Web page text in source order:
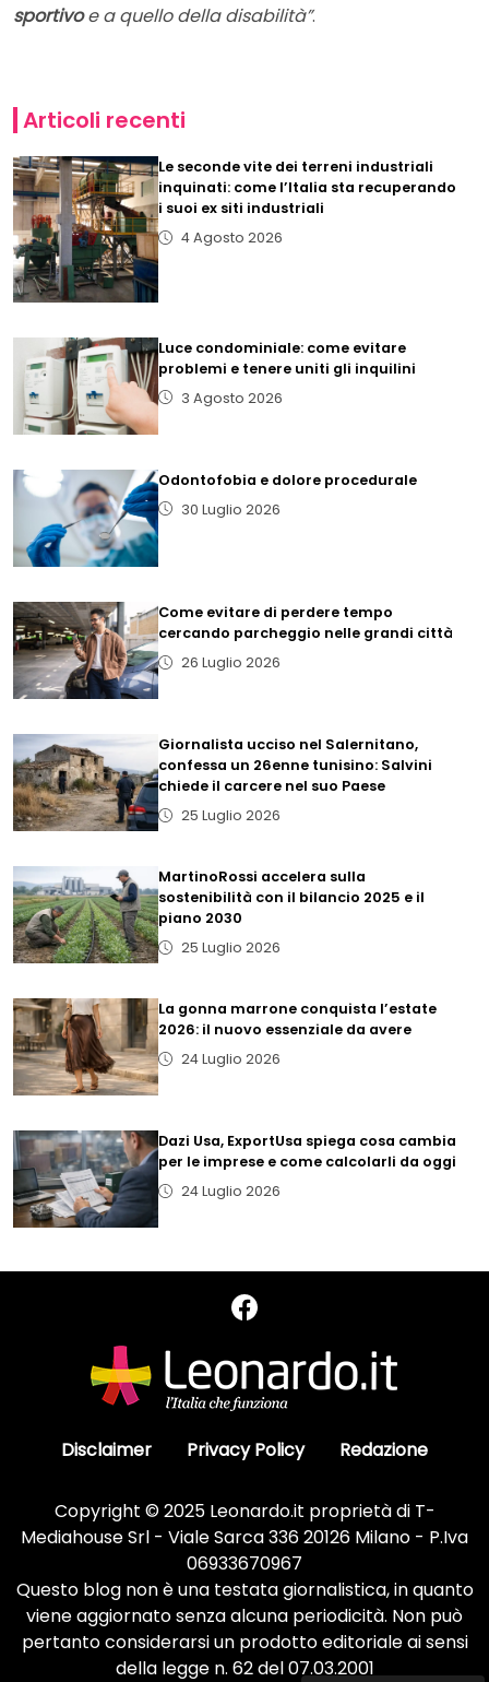
sportivoe a quello della disabilità”.
Articoli recenti
Le seconde vite dei terreni industriali
inquinati: come l’Italia sta recuperando
i suoi ex siti industriali
4 Agosto 2026
Luce condominiale: come evitare
problemi e tenere uniti gli inquilini
3 Agosto 2026
Odontofobia e dolore procedurale
30 Luglio 2026
Come evitare di perdere tempo
cercando parcheggio nelle grandi città
26 Luglio 2026
Giornalista ucciso nel Salernitano,
confessa un 26enne tunisino: Salvini
chiede il carcere nel suo Paese
25 Luglio 2026
MartinoRossi accelera sulla
sostenibilità con il bilancio 2025 e il
piano 2030
25 Luglio 2026
La gonna marrone conquista l’estate
2026: il nuovo essenziale da avere
24 Luglio 2026
Dazi Usa, ExportUsa spiega cosa cambia
per le imprese e come calcolarli da oggi
24 Luglio 2026
Disclaimer Privacy Policy Redazione
Copyright © 2025 Leonardo.it proprietà di T-
Mediahouse Srl - Viale Sarca 336 20126 Milano - P.Iva
06933670967
Questo blog non è una testata giornalistica, in quanto
viene aggiornato senza alcuna periodicità. Non può
pertanto considerarsi un prodotto editoriale ai sensi
della legge n. 62 del 07.03.2001